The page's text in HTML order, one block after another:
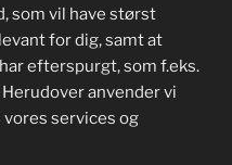
som vil have størst
for dig, samt at
efterspurgt, som f.eks.
anvender vi
services og